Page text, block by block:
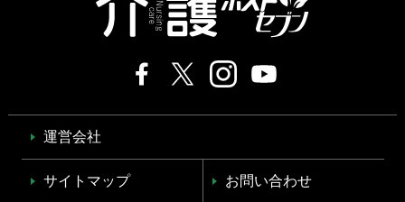
運営会社
サイトマップ お問い合わせ